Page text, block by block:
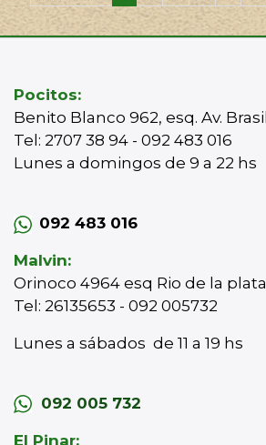
Pocitos:
Benito Blanco 962, esq. Av. Brasil
Tel: 2707 38 94 - 092 483 016
Lunes a domingos de 9 a 22 hs
092 483 016
Malvin:
Orinoco 4964 esq Rio de la plata
Tel: 26135653 - 092 005732
Lunes a sábados de 11 a 19 hs
092 005 732
El Pinar: